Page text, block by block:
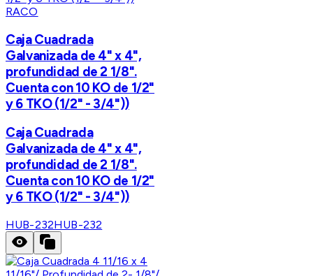
RACO
Caja Cuadrada
Galvanizada de 4" x 4",
profundidad de 2 1/8".
Cuenta con 10 KO de 1/2"
y 6 TKO (1/2" - 3/4"))
Caja Cuadrada
Galvanizada de 4" x 4",
profundidad de 2 1/8".
Cuenta con 10 KO de 1/2"
y 6 TKO (1/2" - 3/4"))
HUB-232HUB-232